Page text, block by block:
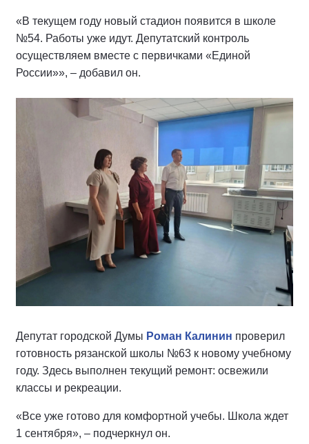
«В текущем году новый стадион появится в школе
№54. Работы уже идут. Депутатский контроль
осуществляем вместе с первичками «Единой
России»», – добавил он.
Депутат городской Думы Роман Калинин проверил
готовность рязанской школы №63 к новому учебному
году. Здесь выполнен текущий ремонт: освежили
классы и рекреации.
«Все уже готово для комфортной учебы. Школа ждет
1 сентября», – подчеркнул он.